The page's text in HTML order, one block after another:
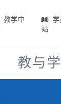
教学中
学
站
教与学